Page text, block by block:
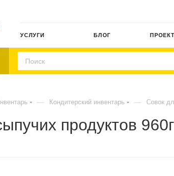
УСЛУГИ БЛОГ
— Кондитерский инвентарь — Совок
продуктов